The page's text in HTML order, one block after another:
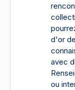
d'or
avec
ou